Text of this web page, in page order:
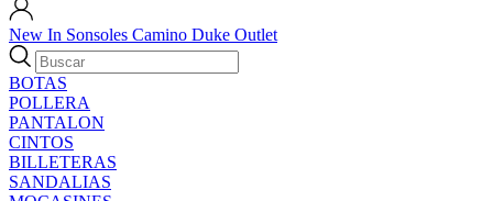
New In Sonsoles Camino Duke Outlet
BOTAS
POLLERA
PANTALON
CINTOS
BILLETERAS
SANDALIAS